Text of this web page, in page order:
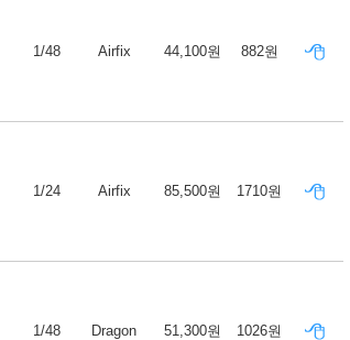
1/48 Airfix 44,100원 882원
1/24 Airfix 85,500원 1710원
1/48 Dragon 51,300원 1026원